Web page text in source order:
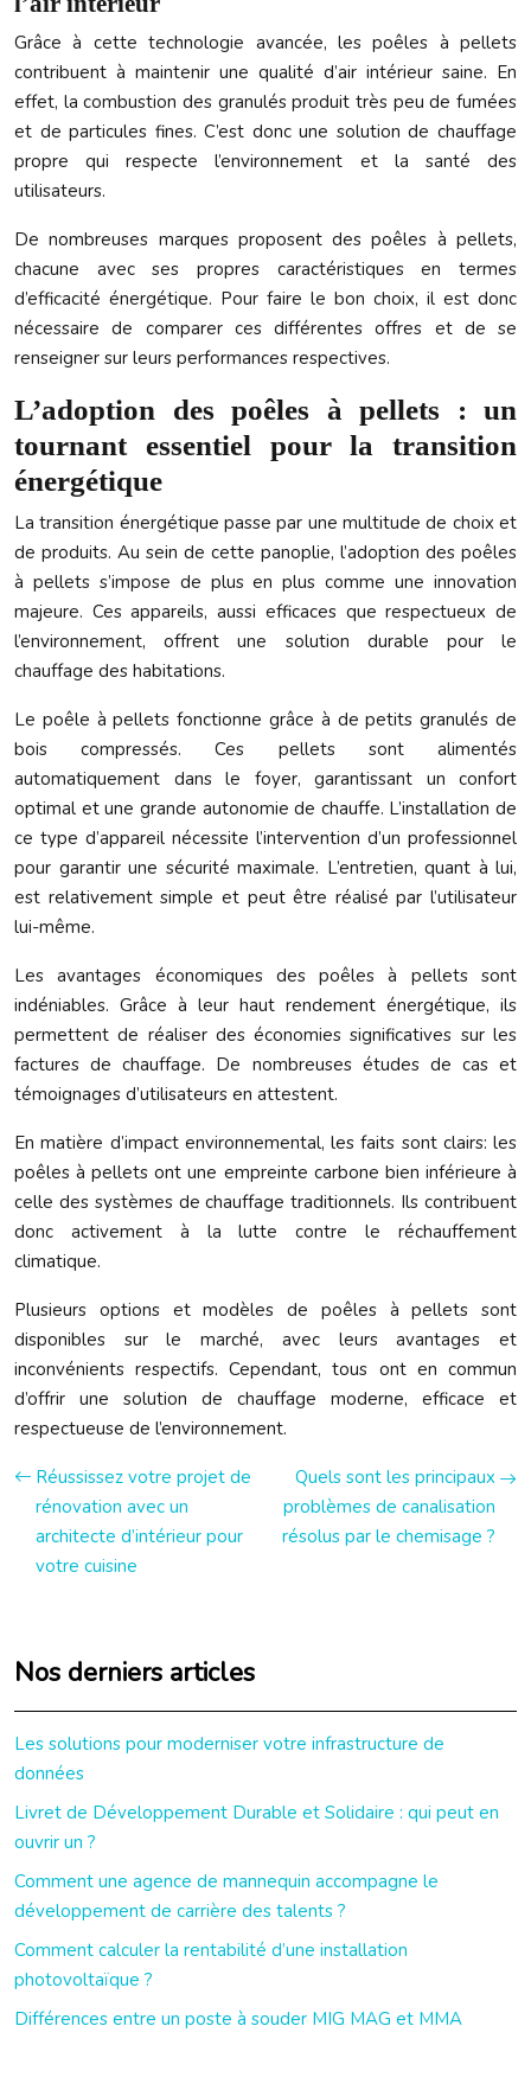
Grâce à cette technologie avancée, les poêles à pellets
contribuent à maintenir une qualité d’air intérieur saine. En
effet, la combustion des granulés produit très peu de fumées
et de particules fines. C’est donc une solution de chauffage
propre qui respecte l’environnement et la santé des
utilisateurs.
De nombreuses marques proposent des poêles à pellets,
chacune avec ses propres caractéristiques en termes
d’efficacité énergétique. Pour faire le bon choix, il est donc
nécessaire de comparer ces différentes offres et de se
renseigner sur leurs performances respectives.
L’adoption des poêles à pellets : un
tournant essentiel pour la transition
énergétique
La transition énergétique passe par une multitude de choix et
de produits. Au sein de cette panoplie, l’adoption des poêles
à pellets s’impose de plus en plus comme une innovation
majeure. Ces appareils, aussi efficaces que respectueux de
l’environnement, offrent une solution durable pour le
chauffage des habitations.
Le poêle à pellets fonctionne grâce à de petits granulés de
bois compressés. Ces pellets sont alimentés
automatiquement dans le foyer, garantissant un confort
optimal et une grande autonomie de chauffe. L’installation de
ce type d’appareil nécessite l’intervention d’un professionnel
pour garantir une sécurité maximale. L’entretien, quant à lui,
est relativement simple et peut être réalisé par l’utilisateur
lui-même.
Les avantages économiques des poêles à pellets sont
indéniables. Grâce à leur haut rendement énergétique, ils
permettent de réaliser des économies significatives sur les
factures de chauffage. De nombreuses études de cas et
témoignages d’utilisateurs en attestent.
En matière d’impact environnemental, les faits sont clairs: les
poêles à pellets ont une empreinte carbone bien inférieure à
celle des systèmes de chauffage traditionnels. Ils contribuent
donc activement à la lutte contre le réchauffement
climatique.
Plusieurs options et modèles de poêles à pellets sont
disponibles sur le marché, avec leurs avantages et
inconvénients respectifs. Cependant, tous ont en commun
d’offrir une solution de chauffage moderne, efficace et
respectueuse de l’environnement.
Réussissez votre projet de
rénovation avec un
architecte d’intérieur pour
votre cuisine
Quels sont les principaux
problèmes de canalisation
résolus par le chemisage ?
Nos derniers articles
Les solutions pour moderniser votre infrastructure de
données
Livret de Développement Durable et Solidaire : qui peut en
ouvrir un ?
Comment une agence de mannequin accompagne le
développement de carrière des talents ?
Comment calculer la rentabilité d’une installation
photovoltaïque ?
Différences entre un poste à souder MIG MAG et MMA